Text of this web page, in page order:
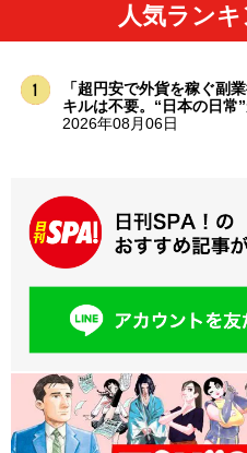
人気ラン
「超円安で外貨を稼ぐ副
キルは不要。“日本の日常
2026年08月06日